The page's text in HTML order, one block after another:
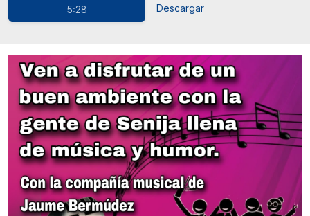
5:28
Descargar